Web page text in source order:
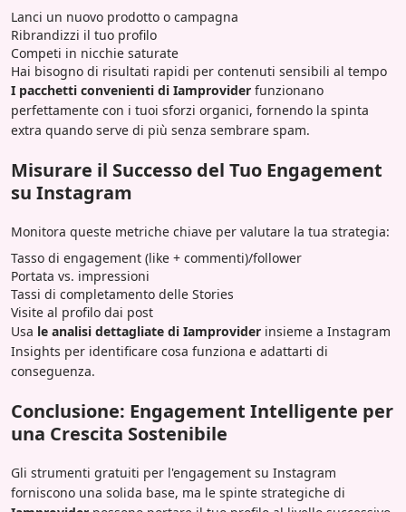
Lanci un nuovo prodotto o campagna
Ribrandizzi il tuo profilo
Competi in nicchie saturate
Hai bisogno di risultati rapidi per contenuti sensibili al tempo
I pacchetti convenienti di Iamprovider funzionano
perfettamente con i tuoi sforzi organici, fornendo la spinta
extra quando serve di più senza sembrare spam.
Misurare il Successo del Tuo Engagement
su Instagram
Monitora queste metriche chiave per valutare la tua strategia:
Tasso di engagement (like + commenti)/follower
Portata vs. impressioni
Tassi di completamento delle Stories
Visite al profilo dai post
Usa le analisi dettagliate di Iamprovider insieme a Instagram
Insights per identificare cosa funziona e adattarti di
conseguenza.
Conclusione: Engagement Intelligente per
una Crescita Sostenibile
Gli strumenti gratuiti per l'engagement su Instagram
forniscono una solida base, ma le spinte strategiche di